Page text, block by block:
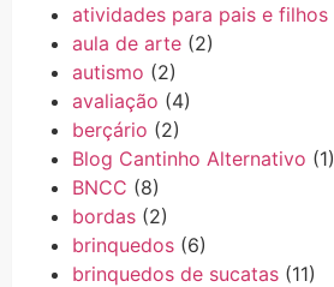
atividades para pais e filhos
aula de arte (2)
autismo (2)
avaliação (4)
berçário (2)
Blog Cantinho Alternativo (1)
BNCC (8)
bordas (2)
brinquedos (6)
brinquedos de sucatas (11)